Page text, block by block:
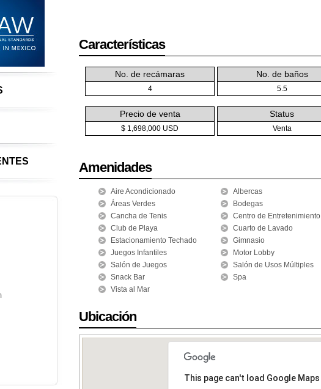
Características
No. de recámaras
4
No. de baños
5.5
Precio de venta
$ 1,698,000 USD
Status
Venta
Amenidades
Aire Acondicionado Albercas
Áreas Verdes
Bodegas
Cancha de Tenis
Centro de Entretenimiento
Club de Playa
Cuarto de Lavado
Estacionamiento Techado
Gimnasio
Juegos Infantiles
Motor Lobby
Salón de Juegos
Salón de Usos Múltiples
Snack Bar
Spa
Vista al Mar
Ubicación